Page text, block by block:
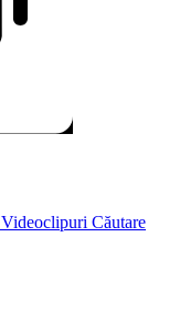
Videoclipuri Căutare